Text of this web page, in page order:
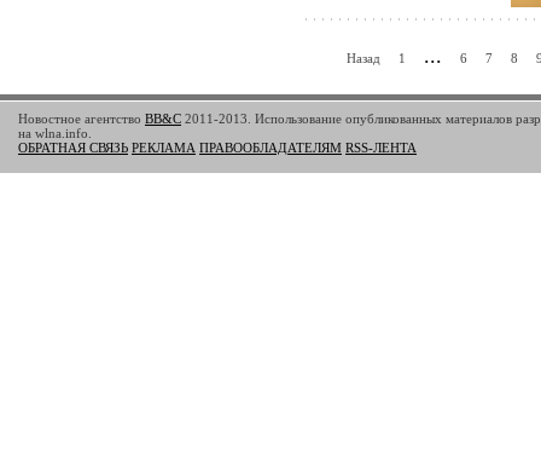
Назад 1 ... 6 7 8
Новостное агентство BB&C 2011-2013. Использование опубликованных материалов
на wlna.info.
ОБРАТНАЯ СВЯЗЬ РЕКЛАМА ПРАВООБЛАДАТЕЛЯМ RSS-ЛЕНТА